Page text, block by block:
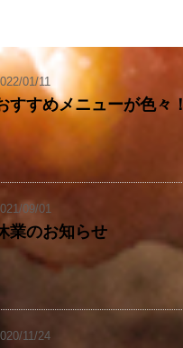
01/11
すすめメニューが色々！
09/01
業のお知らせ
11/24